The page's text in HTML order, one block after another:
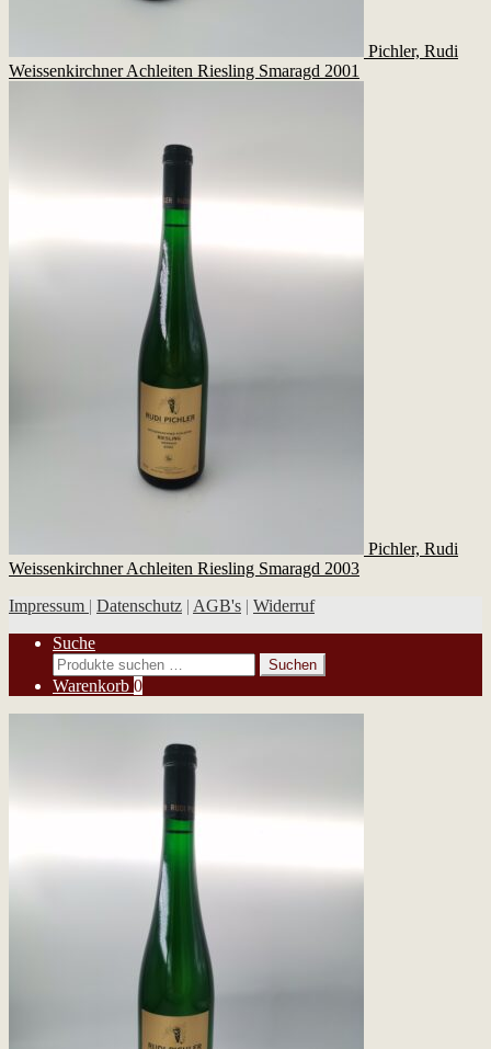
Pichler, Rudi
Weissenkirchner Achleiten Riesling Smaragd 2001
Pichler, Rudi
Weissenkirchner Achleiten Riesling Smaragd 2003
Impressum | Datenschutz | AGB's | Widerruf
Suche
Suchen
nach:
Suchen
Warenkorb 0